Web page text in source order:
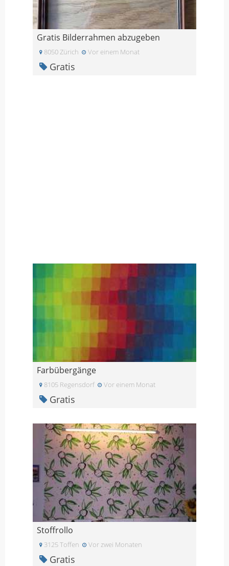
Gratis Bilderrahmen abzugeben
8050 Zürich Vor einem Monat
Gratis
Farbübergänge
8105 Regensdorf Vor einem Monat
Gratis
Stoffrollo
3125 Toffen Vor zwei Monaten
Gratis